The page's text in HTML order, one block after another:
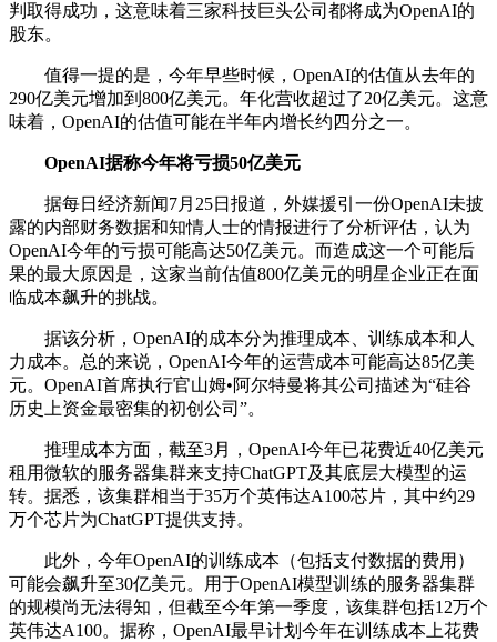
判取得成功，这意味着三家科技巨头公司都将成为OpenAI的
股东。
值得一提的是，今年早些时候，OpenAI的估值从去年的
290亿美元增加到800亿美元。年化营收超过了20亿美元。这意
味着，OpenAI的估值可能在半年内增长约四分之一。
OpenAI据称今年将亏损50亿美元
据每日经济新闻7月25日报道，外媒援引一份OpenAI未披
露的内部财务数据和知情人士的情报进行了分析评估，认为
OpenAI今年的亏损可能高达50亿美元。而造成这一个可能后
果的最大原因是，这家当前估值800亿美元的明星企业正在面
临成本飙升的挑战。
据该分析，OpenAI的成本分为推理成本、训练成本和人
力成本。总的来说，OpenAI今年的运营成本可能高达85亿美
元。OpenAI首席执行官山姆•阿尔特曼将其公司描述为“硅谷
历史上资金最密集的初创公司”。
推理成本方面，截至3月，OpenAI今年已花费近40亿美元
租用微软的服务器集群来支持ChatGPT及其底层大模型的运
转。据悉，该集群相当于35万个英伟达A100芯片，其中约29
万个芯片为ChatGPT提供支持。
此外，今年OpenAI的训练成本（包括支付数据的费用）
可能会飙升至30亿美元。用于OpenAI模型训练的服务器集群
的规模尚无法得知，但截至今年第一季度，该集群包括12万个
英伟达A100。据称，OpenAI最早计划今年在训练成本上花费